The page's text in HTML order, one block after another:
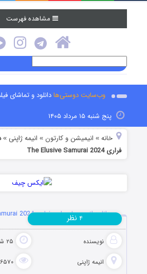
مشاهده فهرست
وب‌سایت دوستی‌هادانلود و تماشای
پنج شنبه ۱۵ مرداد ۱۴۰۵
خانه » انیمیشن و کارتون » انیمه ژاپنی »
فراری The Elusive Samurai 2024
دانلود انیمه سامورایی فراری The Elusive Samurai 2024
نویسنده ۲۵ شهریور ۱۴۰۳
انیمه ژاپنی ۱۰۶۵۷۰
۴ نظر